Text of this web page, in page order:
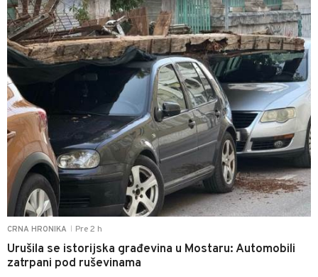
CRNA HRONIKA Pre 2 h
Urušila se istorijska građevina u Mostaru: Automobili
zatrpani pod ruševinama